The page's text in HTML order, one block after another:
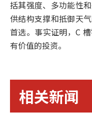
括其强度、多功能性
供结构支撑和抵御天
首选。事实证明，C
有价值的投资。
相关新闻